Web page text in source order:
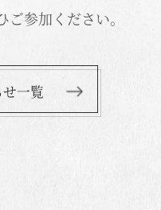
参加ください。
一覧